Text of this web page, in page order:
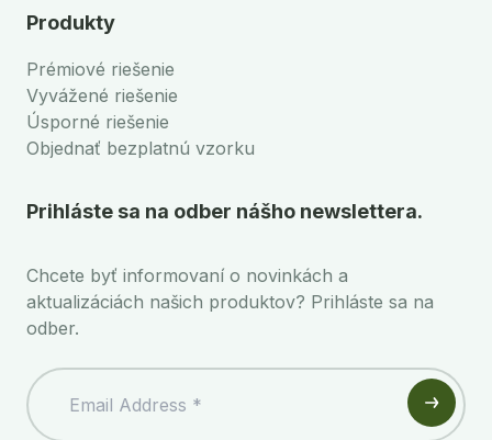
Produkty
Prémiové riešenie
Vyvážené riešenie
Úsporné riešenie
Objednať bezplatnú vzorku
Prihláste sa na odber nášho newslettera.
Chcete byť informovaní o novinkách a
aktualizáciách našich produktov? Prihláste sa na
odber.